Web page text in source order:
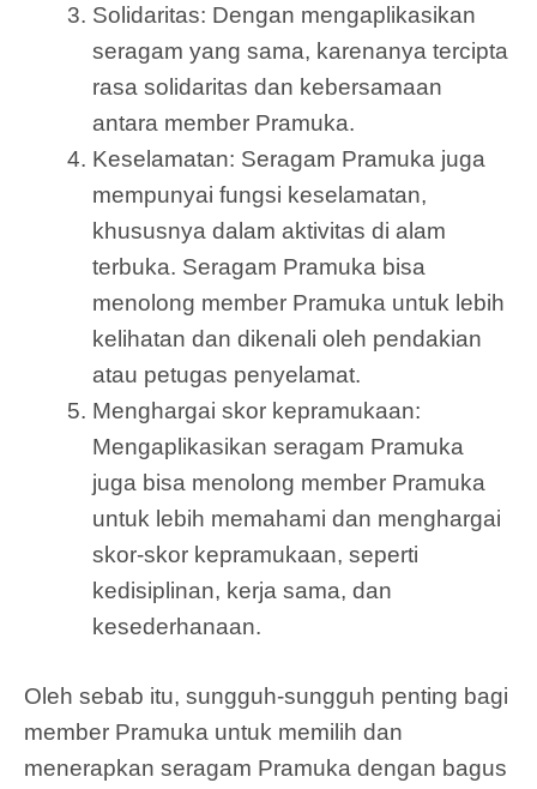
Solidaritas: Dengan mengaplikasikan
seragam yang sama, karenanya tercipta
rasa solidaritas dan kebersamaan
antara member Pramuka.
Keselamatan: Seragam Pramuka juga
mempunyai fungsi keselamatan,
khususnya dalam aktivitas di alam
terbuka. Seragam Pramuka bisa
menolong member Pramuka untuk lebih
kelihatan dan dikenali oleh pendakian
atau petugas penyelamat.
Menghargai skor kepramukaan:
Mengaplikasikan seragam Pramuka
juga bisa menolong member Pramuka
untuk lebih memahami dan menghargai
skor-skor kepramukaan, seperti
kedisiplinan, kerja sama, dan
kesederhanaan.
Oleh sebab itu, sungguh-sungguh penting bagi
member Pramuka untuk memilih dan
menerapkan seragam Pramuka dengan bagus